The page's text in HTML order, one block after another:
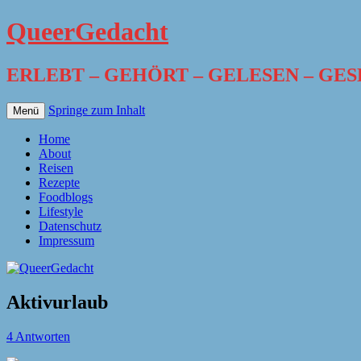
QueerGedacht
ERLEBT – GEHÖRT – GELESEN –
Menü Springe zum Inhalt
Home
About
Reisen
Rezepte
Foodblogs
Lifestyle
Datenschutz
Impressum
Aktivurlaub
4 Antworten